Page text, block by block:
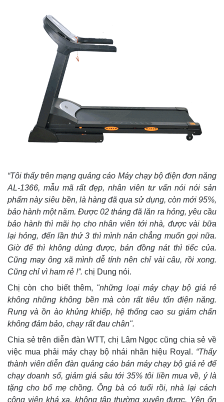
“Tôi thấy trên mạng quảng cáo Máy chạy bộ điện đơn năng
AL-1366, mẫu mã rất đẹp, nhân viên tư vấn nói nói sản
phẩm này siêu bền, là hàng đã qua sử dụng, còn mới 95%,
bảo hành một năm. Được 02 tháng đã lăn ra hỏng, yêu cầu
bảo hành thì mãi họ cho nhân viên tới nhà, được vài bữa
lại hỏng, đến lần thứ 3 thì mình nản chẳng muốn gọi nữa.
Giờ để thì không dùng được, bán đồng nát thì tiếc của.
Cũng may ông xã mình dễ tính nên chỉ vài câu, rồi xong.
Cũng chỉ vì ham rẻ !”. chị Dung nói.
Chị còn cho biết thêm, "những loại máy chạy bộ giá rẻ
không những không bền mà còn rất tiêu tốn điện năng.
Rung và ồn ào khủng khiếp, hệ thống cao su giảm chấn
không đảm bảo, chạy rất đau chân".
Chia sẻ trên diễn đàn WTT, chị Lâm Ngọc cũng chia sẻ về
việc mua phải máy chạy bộ nhái nhãn hiệu Royal. “Thấy
thành viên diễn đàn quảng cáo bán máy chạy bộ giá rẻ để
chạy doanh số, giảm giá sâu tới 35% tôi liền mua về, ý là
tặng cho bố mẹ chồng. Ông bà có tuổi rồi, nhà lại cách
công viên khá xa, không tập thường xuyên được. Yên ổn